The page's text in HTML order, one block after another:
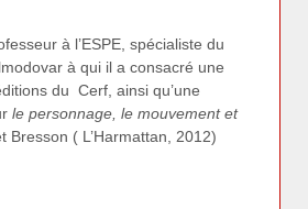
à l’ESPE, spécialiste du
à qui il a consacré une
du Cerf, ainsi qu’une
le personnage, le mouvement et
Bresson ( L’Harmattan, 2012)